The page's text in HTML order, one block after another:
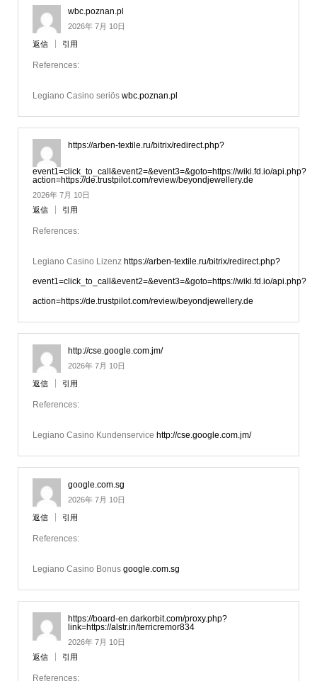
wbc.poznan.pl
2026年 7月 10日
返信 引用
References:
Legiano Casino seriös wbc.poznan.pl
https://arben-textile.ru/bitrix/redirect.php?
event1=click_to_call&event2=&event3=&goto=https://wiki.fd.io/api.php?
action=https://de.trustpilot.com/review/beyondjewellery.de
2026年 7月 10日
返信
引用
References:
Legiano Casino Lizenz https://arben-textile.ru/bitrix/redirect.php?
event1=click_to_call&event2=&event3=&goto=https://wiki.fd.io/api.php?
action=https://de.trustpilot.com/review/beyondjewellery.de
http://cse.google.com.jm/
2026年 7月 10日
返信 引用
References:
Legiano Casino Kundenservice http://cse.google.com.jm/
google.com.sg
2026年 7月 10日
返信 引用
References:
Legiano Casino Bonus google.com.sg
https://board-en.darkorbit.com/proxy.php?
link=https://alstr.in/terricremor834
2026年 7月 10日
返信
引用
References: